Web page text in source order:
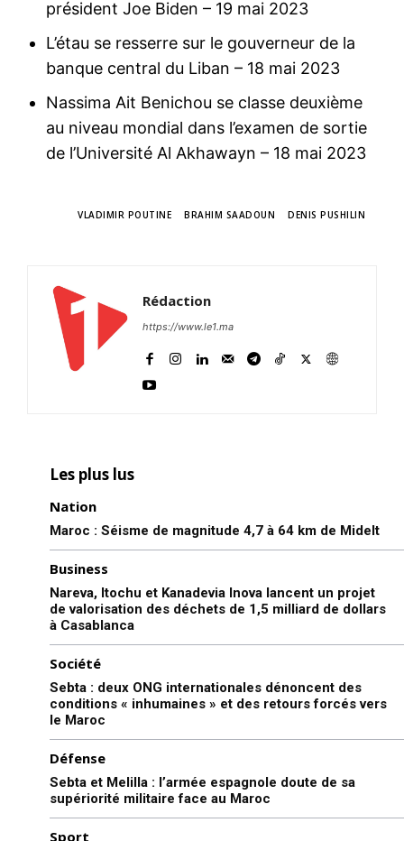
président Joe Biden – 19 mai 2023
L’étau se resserre sur le gouverneur de la
banque central du Liban – 18 mai 2023
Nassima Ait Benichou se classe deuxième
au niveau mondial dans l’examen de sortie
de l’Université Al Akhawayn – 18 mai 2023
VLADIMIR POUTINE BRAHIM SAADOUN DENIS PUSHILIN
Rédaction
https://www.le1.ma
Les plus lus
Nation
Maroc : Séisme de magnitude 4,7 à 64 km de Midelt
Business
Nareva, Itochu et Kanadevia Inova lancent un projet
de valorisation des déchets de 1,5 milliard de dollars
à Casablanca
Société
Sebta : deux ONG internationales dénoncent des
conditions « inhumaines » et des retours forcés vers
le Maroc
Défense
Sebta et Melilla : l’armée espagnole doute de sa
supériorité militaire face au Maroc
Sport